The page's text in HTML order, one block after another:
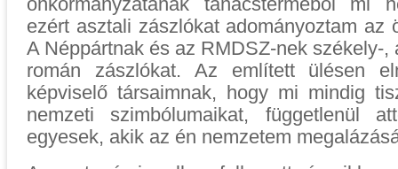
önkormányzatának tanácsterméből mi
ezért asztali zászlókat adományoztam az
A Néppártnak és az RMDSZ-nek székely-
román zászlókat. Az említett ülésen
képviselő társaimnak, hogy mi mindig
nemzeti szimbólumaikat, függetlenül
egyesek, akik az én nemzetem